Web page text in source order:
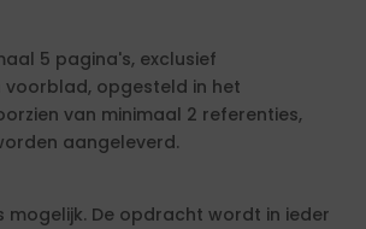
5 pagina's, exclusief
opgesteld in het
van minimaal 2 referenties,
aangeleverd.
mogelijk. De opdracht wordt in ieder